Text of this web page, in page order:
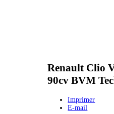
Renault Clio
90cv BVM
Imprimer
E-mail